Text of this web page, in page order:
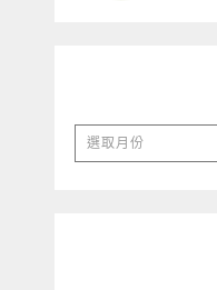
彙
整